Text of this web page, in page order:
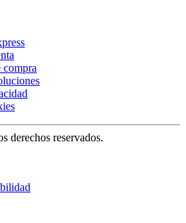
compra
derechos reservados.